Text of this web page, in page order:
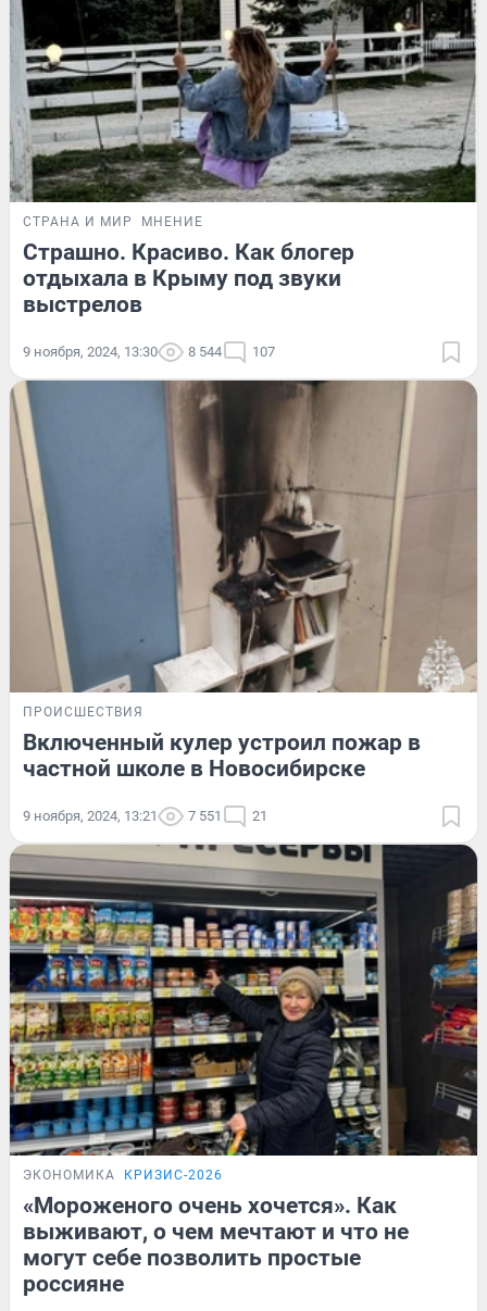
СТРАНА И МИР МНЕНИЕ
Страшно. Красиво. Как блогер
отдыхала в Крыму под звуки
выстрелов
9 ноября, 2024, 13:30 8 544 107
ПРОИСШЕСТВИЯ
Включенный кулер устроил пожар в
частной школе в Новосибирске
9 ноября, 2024, 13:21 7 551 21
ЭКОНОМИКА КРИЗИС-2026
«Мороженого очень хочется». Как
выживают, о чем мечтают и что не
могут себе позволить простые
россияне